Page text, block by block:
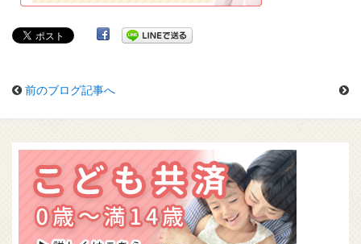
前のブログ記事へ